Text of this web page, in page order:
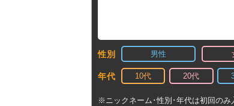
性別 男性
年代 10代 20代
※ニックネーム･性別･年代は初回のみ